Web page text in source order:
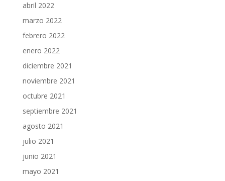
abril 2022
marzo 2022
febrero 2022
enero 2022
diciembre 2021
noviembre 2021
octubre 2021
septiembre 2021
agosto 2021
julio 2021
junio 2021
mayo 2021